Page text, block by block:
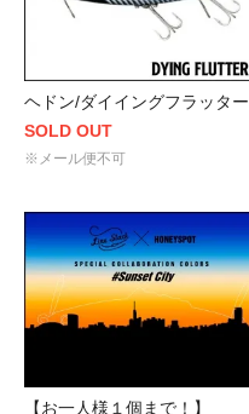
ヘドン/ダイイングフラッター
SOLD OUT
※メール便不可
【お一人様１個まで！】